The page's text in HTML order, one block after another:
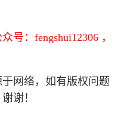
号：fengshui12306 ，
网络，如有版权问题
谢！